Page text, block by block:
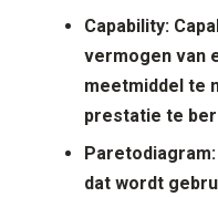
Capability:
vermogen van
meetmiddel te
prestatie te
Paretodiagram
dat wordt